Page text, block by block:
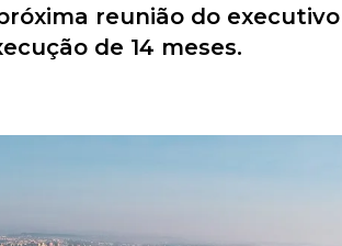
reunião do
de 14 meses.